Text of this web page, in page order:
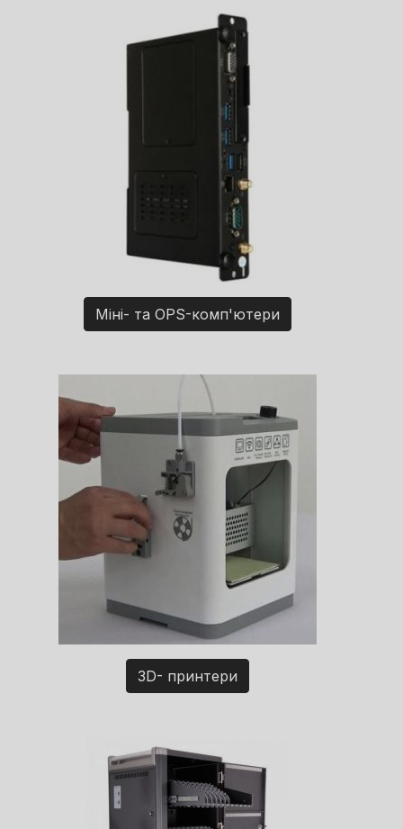
Міні- та OPS-комп'ютери
3D- принтери